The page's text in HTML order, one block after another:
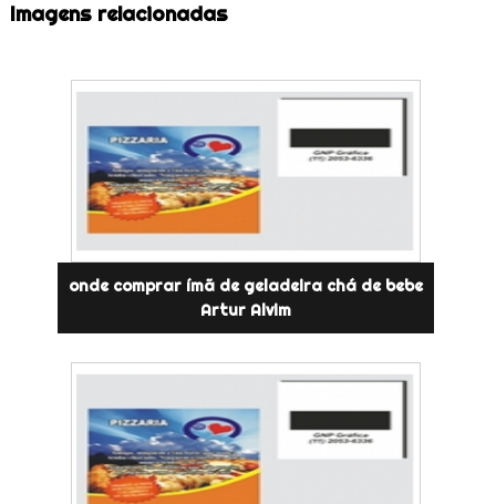
Imagens relacionadas
onde comprar ímã de geladeira chá de bebe
Artur Alvim